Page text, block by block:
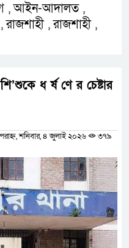
,আইন-আদালত ,
,রাজশাহী ,রাজশাহী ,
ধ র্ষ ণে র চেষ্টার
শনিবার, ৪ জুলাই ২০২৬
৩৭৯